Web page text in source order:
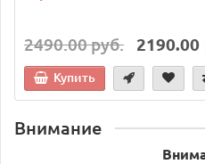
2490.00 руб. 2190.00
Купить
Внимание